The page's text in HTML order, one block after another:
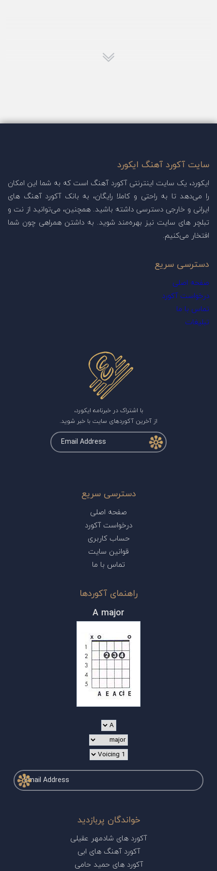
سایت آکورد آهنگ ایکورد
ایکورد، یک سایت اینترنتی آکورد آهنگ است که به شما این امکان
را می‌دهد تا به راحتی و کاملا رایگان، به بانک آکورد آهنگ های
ایرانی و خارجی دسترسی داشته باشید. همچنین، می‌توانید از نت و
تبلچر های سایت نیز بهره‌مند شوید. به داشتن همراهی چون شما
افتخار می‌کنیم.
دسترسی سریع
صفحه اصلی
درخواست آکورد
تماس با ما
تبلیغات
با اشتراک در خبرنامه ایکورد،
از آخرین آکوردهای سایت با خبر شوید.
دسترسی سریع
صفحه اصلی
درخواست آکورد
حساب کاربری
قوانین سایت
تماس با ما
راهنمای آکوردها
A major
خواندگان پربازدید
آکورد های شادمهر عقیلی
آکورد آهنگ های ابی
آکورد های حمید حامی